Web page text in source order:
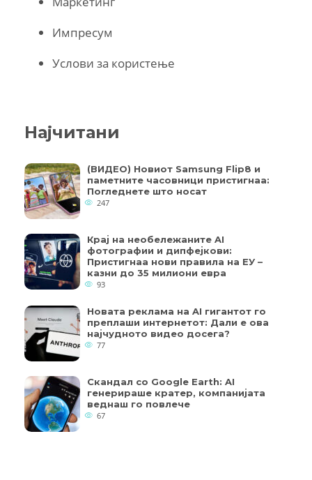
Импресум
Услови за користење
Најчитани
(ВИДЕО) Новиот Samsung Flip8 и
паметните часовници пристигнаа:
Погледнете што носат
247
Крај на необележаните AI
фотографии и дипфејкови:
Пристигнаа нови правила на ЕУ –
казни до 35 милиони евра
93
Новата реклама на AI гигантот го
преплаши интернетот: Дали е ова
најчудното видео досега?
77
Скандал со Google Earth: AI
генерираше кратер, компанијата
веднаш го повлече
67